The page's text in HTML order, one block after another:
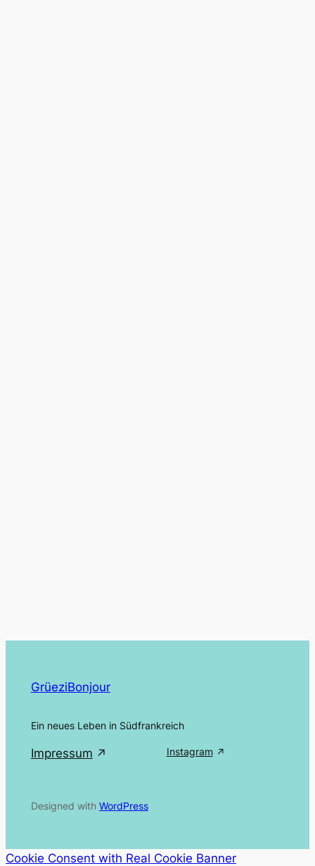
GrüeziBonjour
Ein neues Leben in Südfrankreich
Impressum Instagram
Designed with WordPress
Cookie Consent with Real Cookie Banner